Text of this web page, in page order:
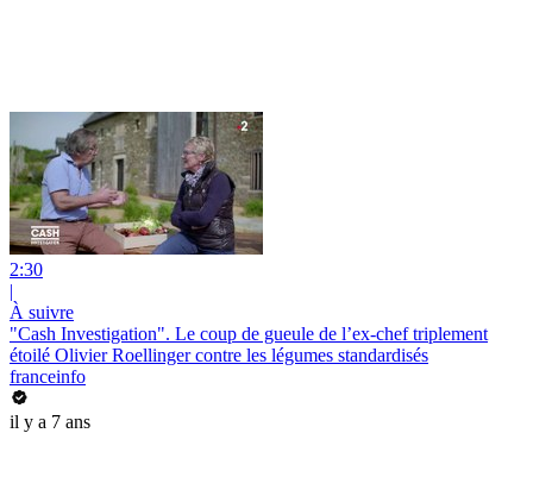
2:30
|
À suivre
"Cash Investigation". Le coup de gueule de l’ex-chef triplement
étoilé Olivier Roellinger contre les légumes standardisés
franceinfo
il y a 7 ans